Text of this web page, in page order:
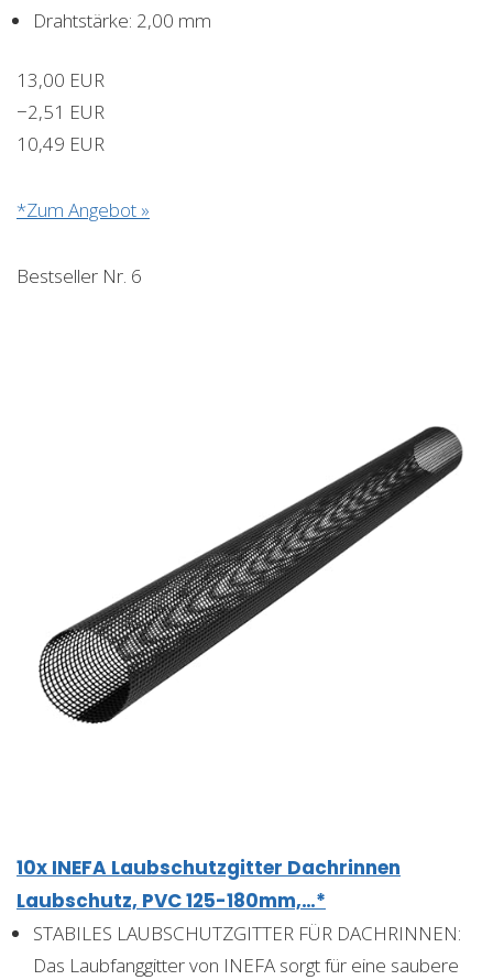
Drahtstärke: 2,00 mm
13,00 EUR
−2,51 EUR
10,49 EUR
*Zum Angebot »
Bestseller Nr. 6
10x INEFA Laubschutzgitter Dachrinnen
Laubschutz, PVC 125-180mm,…*
STABILES LAUBSCHUTZGITTER FÜR DACHRINNEN:
Das Laubfanggitter von INEFA sorgt für eine saubere